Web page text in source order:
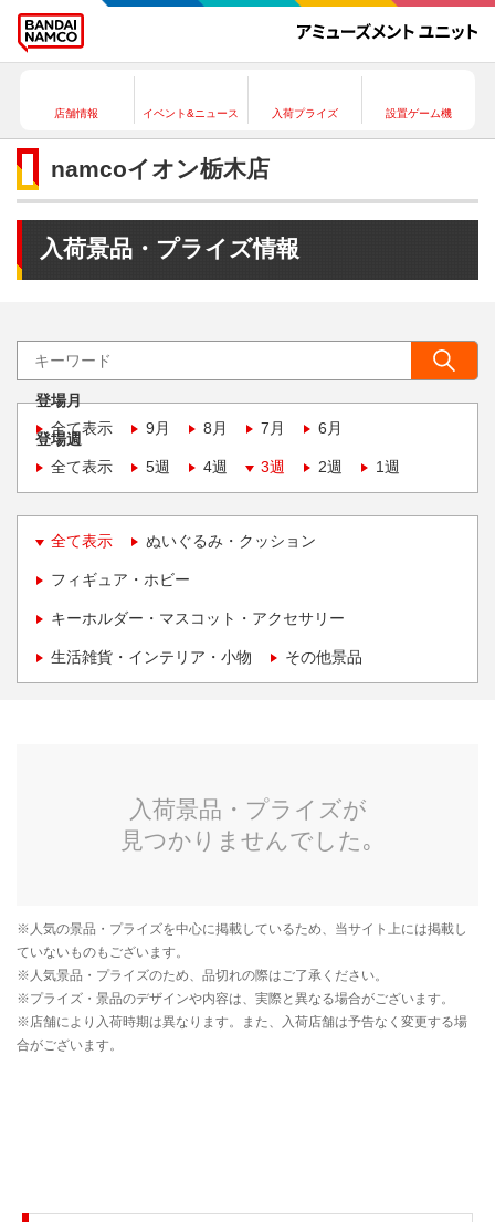
店舗情報 イベント&ニュース 入荷プライズ 設置ゲーム機
namcoイオン栃木店
入荷景品・プライズ情報
登場月
全て表示
9月 8月 7月 6月
登場週
全て表示
5週 4週 3週 2週 1週
全て表示 ぬいぐるみ・クッション
フィギュア・ホビー
キーホルダー・マスコット・アクセサリー
生活雑貨・インテリア・小物 その他景品